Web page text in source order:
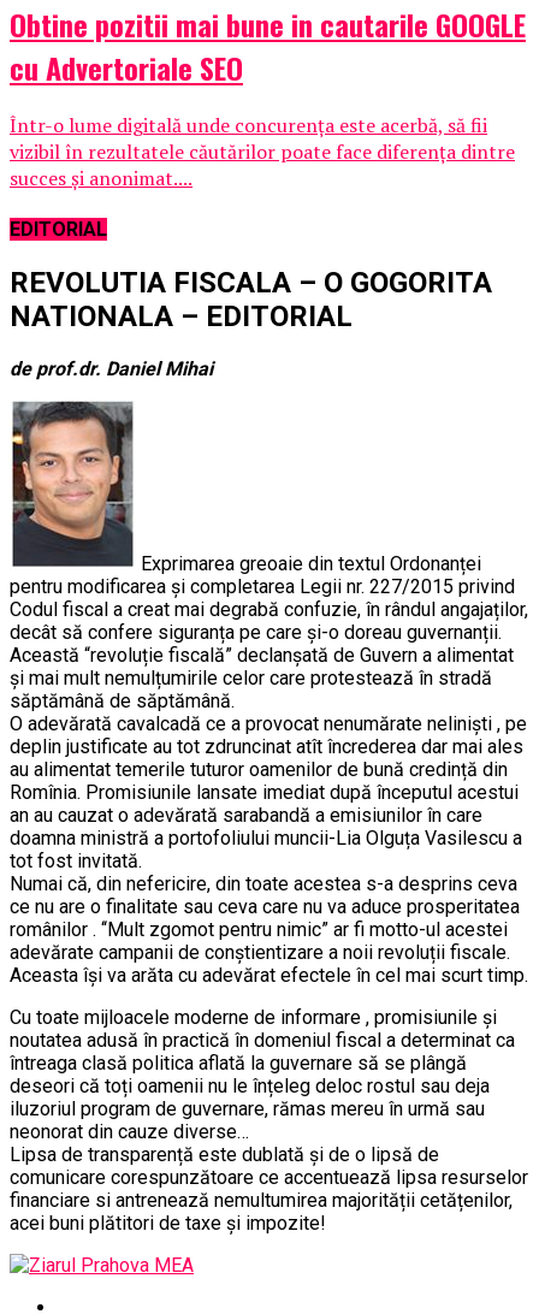
Obtine pozitii mai bune in cautarile GOOGLE
cu Advertoriale SEO
Într-o lume digitală unde concurența este acerbă, să fii
vizibil în rezultatele căutărilor poate face diferența dintre
succes și anonimat....
EDITORIAL
REVOLUTIA FISCALA – O GOGORITA
NATIONALA – EDITORIAL
de prof.dr. Daniel Mihai
Exprimarea greoaie din textul Ordonanței
pentru modificarea și completarea Legii nr. 227/2015 privind
Codul fiscal a creat mai degrabă confuzie, în rândul angajaților,
decât să confere siguranța pe care și-o doreau guvernanții.
Această “revoluție fiscală” declanșată de Guvern a alimentat
și mai mult nemulțumirile celor care protestează în stradă
săptămână de săptămână.
O adevărată cavalcadă ce a provocat nenumărate neliniști , pe
deplin justificate au tot zdruncinat atît încrederea dar mai ales
au alimentat temerile tuturor oamenilor de bună credință din
Romînia. Promisiunile lansate imediat după începutul acestui
an au cauzat o adevărată sarabandă a emisiunilor în care
doamna ministră a portofoliului muncii-Lia Olguța Vasilescu a
tot fost invitată.
Numai că, din nefericire, din toate acestea s-a desprins ceva
ce nu are o finalitate sau ceva care nu va aduce prosperitatea
românilor . ‘‘Mult zgomot pentru nimic” ar fi motto-ul acestei
adevărate campanii de conștientizare a noii revoluții fiscale.
Aceasta își va arăta cu adevărat efectele în cel mai scurt timp.
Cu toate mijloacele moderne de informare , promisiunile și
noutatea adusă în practică în domeniul fiscal a determinat ca
întreaga clasă politica aflată la guvernare să se plângă
deseori că toți oamenii nu le înțeleg deloc rostul sau deja
iluzoriul program de guvernare, rămas mereu în urmă sau
neonorat din cauze diverse…
Lipsa de transparență este dublată și de o lipsă de
comunicare corespunzătoare ce accentuează lipsa resurselor
financiare si antrenează nemultumirea majorității cetățenilor,
acei buni plătitori de taxe și impozite!